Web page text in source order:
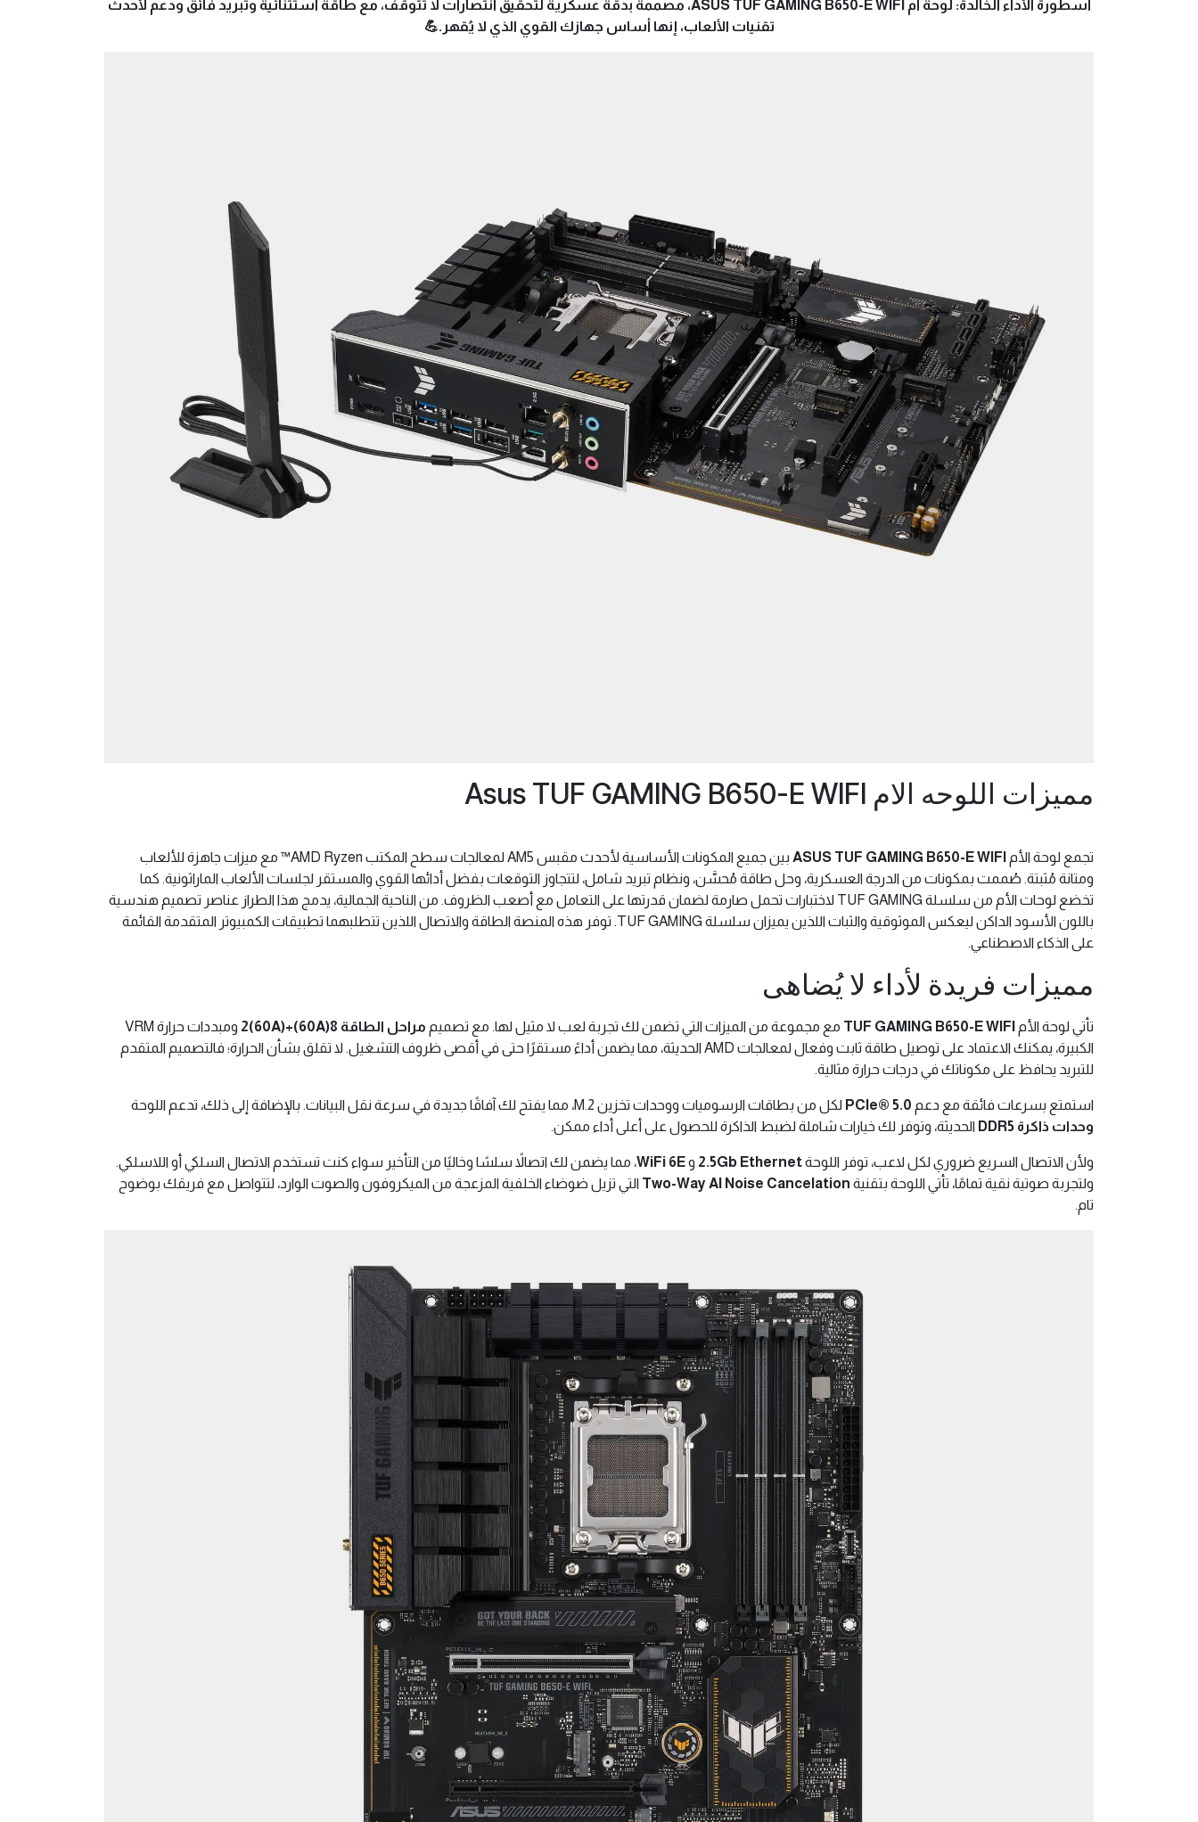
أسطورة الأداء الخالدة: لوحة أم ASUS TUF GAMING B650-E WIFI، مصممة بدقة عسكرية لتحقيق انتصارات لا تتوقف، مع طاقة استثنائية وتبريد فائق ودعم لأحدث
تقنيات الألعاب، إنها أساس جهازك القوي الذي لا يُقهر.💪
مميزات اللوحه الام Asus TUF GAMING B650-E WIFI
تجمع لوحة الأم ASUS TUF GAMING B650-E WIFI
بين جميع المكونات الأساسية لأحدث مقبس AM5 لمعالجات سطح المكتب AMD Ryzen™ مع ميزات جاهزة للألعاب
ومتانة مُثبتة. صُممت بمكونات من الدرجة العسكرية، وحل طاقة مُحسَّن، ونظام تبريد شامل، لتتجاوز التوقعات بفضل أدائها القوي والمستقر لجلسات الألعاب الماراثونية. كما
تخضع لوحات الأم من سلسلة TUF GAMING لاختبارات تحمل صارمة لضمان قدرتها على التعامل مع أصعب الظروف. من الناحية الجمالية، يدمج هذا الطراز عناصر تصميم هندسية
باللون الأسود الداكن ليعكس الموثوقية والثبات اللذين يميزان سلسلة TUF GAMING. توفر هذه المنصة الطاقة والاتصال اللذين تتطلبهما تطبيقات الكمبيوتر المتقدمة القائمة
على الذكاء الاصطناعي.
مميزات فريدة لأداء لا يُضاهى
تأتي لوحة الأم TUF GAMING B650-E WIFI مع مجموعة من الميزات التي تضمن لك تجربة لعب لا مثيل لها. مع تصميم مراحل الطاقة 8(60A)+2(60A)
ومبددات حرارة VRM
الكبيرة، يمكنك الاعتماد على توصيل طاقة ثابت وفعال لمعالجات AMD الحديثة، مما يضمن أداءً مستقرًا حتى في أقصى ظروف التشغيل. لا تقلق بشأن الحرارة؛ فالتصميم المتقدم
للتبريد يحافظ على مكوناتك في درجات حرارة مثالية.
استمتع بسرعات فائقة مع دعم PCIe® 5.0 لكل من بطاقات الرسوميات ووحدات تخزين M.2، مما يفتح لك آفاقًا جديدة في سرعة نقل البيانات. بالإضافة إلى ذلك، تدعم اللوحة
وحدات ذاكرة DDR5
الحديثة، وتوفر لك خيارات شاملة لضبط الذاكرة للحصول على أعلى أداء ممكن.
ولأن الاتصال السريع ضروري لكل لاعب، توفر اللوحة2.5Gb Ethernet وWiFi 6E، مما يضمن لك اتصالاً سلسًا وخاليًا من التأخير سواء كنت تستخدم الاتصال السلكي أو اللاسلكي.
ولتجربة صوتية نقية تمامًا، تأتي اللوحة بتقنية Two-Way AI Noise Cancelation التي تزيل ضوضاء الخلفية المزعجة من الميكروفون والصوت الوارد، لتتواصل مع فريقك بوضوح
تام.